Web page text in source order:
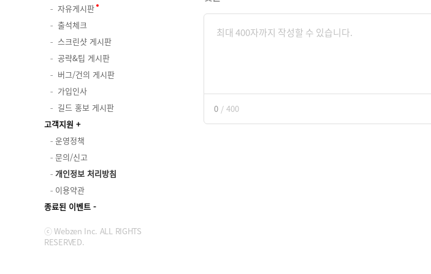
자유게시판
출석체크
스크린샷 게시판
공략&팁 게시판
버그/건의 게시판
가입인사
길드 홍보 게시판
고객지원
운영정책
문의/신고
개인정보 처리방침
이용약관
종료된 이벤트
ⓒ Webzen Inc. ALL RIGHTS
RESERVED.
0 / 400